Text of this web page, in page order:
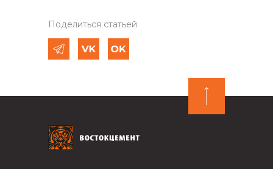
Поделиться статьей